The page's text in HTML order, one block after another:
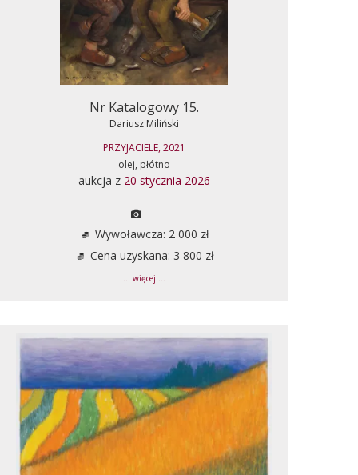
Nr Katalogowy 15.
Dariusz Miliński
PRZYJACIELE, 2021
olej, płótno
aukcja z 20 stycznia 2026
Wywoławcza: 2 000 zł
Cena uzyskana: 3 800 zł
... więcej ...